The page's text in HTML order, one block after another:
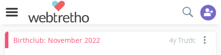
Birthclub: November 2022 4y Trước